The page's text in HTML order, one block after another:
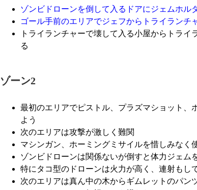
ゾンビドローンを倒して入るドアにジェムホル
ゴール手前のエリアでジェフからトライランチ
トライランチャーで壊して入る小屋からトラ
る
ゾーン2
最初のエリアでピストル、プラズマショット、
よう
次のエリアは攻撃が激しく難関
マシンガン、ホーミングミサイルを惜しみなく
ゾンビドローンは関係ないが倒すと体力ジェム
特にタコ型のドローンは火力が高く、連射もし
次のエリアは真ん中の木からギムレットのパン